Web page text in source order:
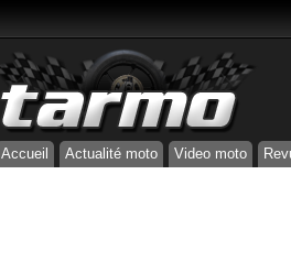
Accueil Actualité moto Video moto